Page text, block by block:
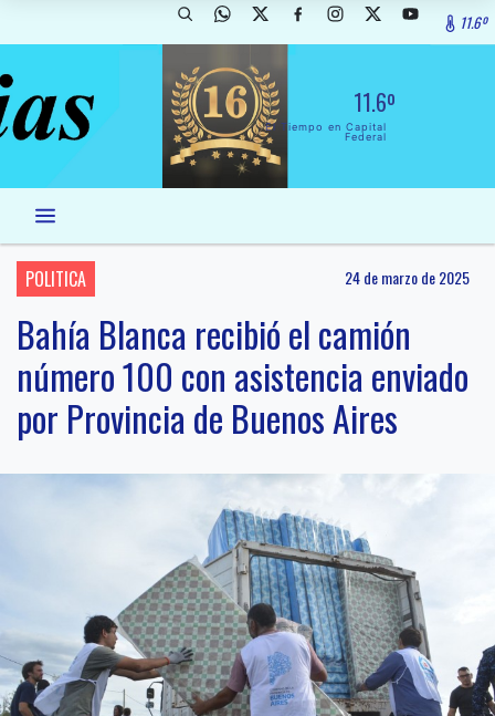
11.6º
11.6º
El Tiempo en Capital
Federal
POLITICA 24 de marzo de 2025
Bahía Blanca recibió el camión
número 100 con asistencia enviado
por Provincia de Buenos Aires